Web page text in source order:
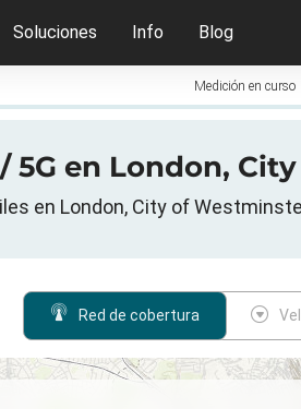
Soluciones Info Blog
Medición en curso
5G en London,
en London, City of
Red de cobertura